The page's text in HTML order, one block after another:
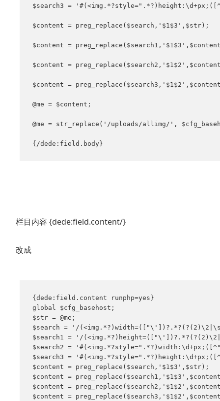
$search3 =
$content = preg_replace($search,'$1$3',$str);
$content =
$content =
$content =
@me = $content;
@me = str_replace('/uploads/allimg/',
{/dede:field.body}
栏目内容 {dede:field.content/}
改成
{dede:field.content runphp=yes}
global $cfg_basehost;
$str = @me;
$search = '/
$search1 = '/
$search2 =
$search3 =
$content = preg_replace($search,'$1$3',$str);
$content =
$content =
$content =